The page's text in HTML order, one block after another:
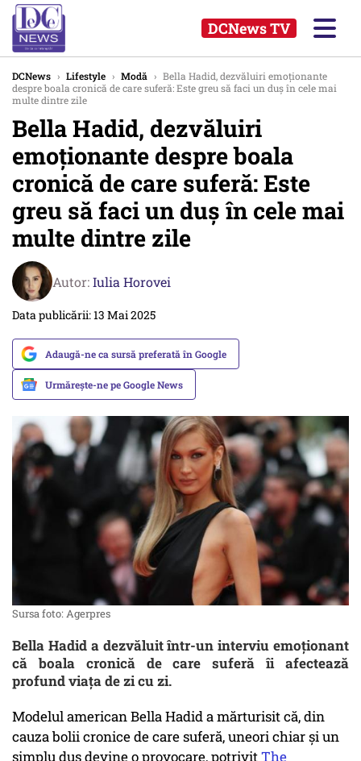
DCNews TV
DCNews › Lifestyle › Modă › Bella Hadid, dezvăluiri emoționante
despre boala cronică de care suferă: Este greu să faci un duș în cele mai
multe dintre zile
Bella Hadid, dezvăluiri
emoționante despre boala
cronică de care suferă: Este
greu să faci un duș în cele mai
multe dintre zile
Autor:Iulia Horovei
Data publicării: 13 Mai 2025
Adaugă-ne ca sursă preferată în Google
Urmărește-ne pe Google News
Sursa foto: Agerpres
Bella Hadid a dezvăluit într-un interviu emoționant
că boala cronică de care suferă îi afectează
profund viața de zi cu zi.
Modelul american Bella Hadid a mărturisit că, din
cauza bolii cronice de care suferă, uneori chiar și un
simplu duș devine o provocare, potrivitThe